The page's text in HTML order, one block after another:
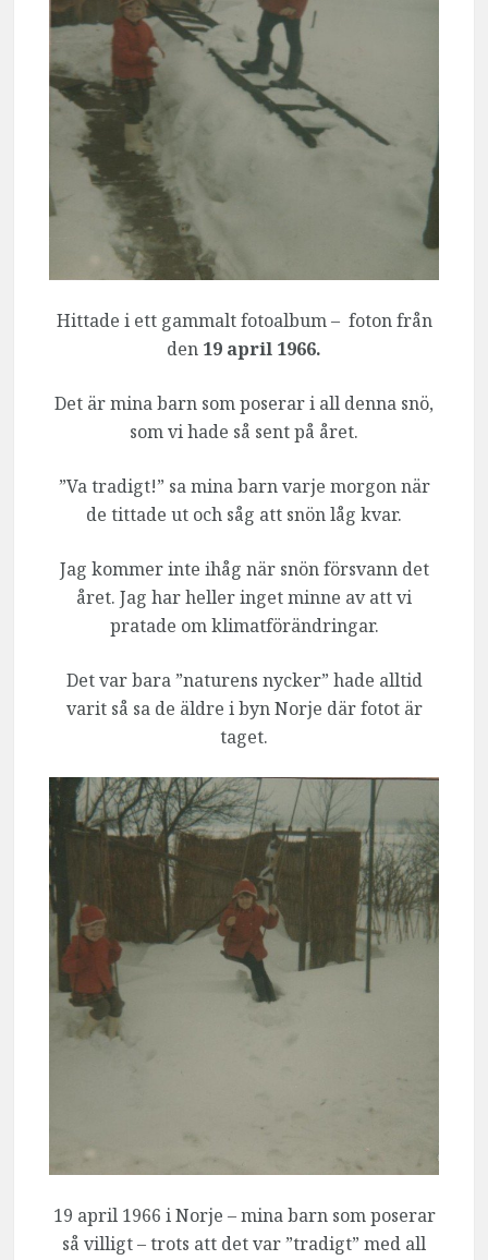
Hittade i ett gammalt fotoalbum – foton från
den 19 april 1966.
Det är mina barn som poserar i all denna snö,
som vi hade så sent på året.
”Va tradigt!” sa mina barn varje morgon när
de tittade ut och såg att snön låg kvar.
Jag kommer inte ihåg när snön försvann det
året. Jag har heller inget minne av att vi
pratade om klimatförändringar.
Det var bara ”naturens nycker” hade alltid
varit så sa de äldre i byn Norje där fotot är
taget.
19 april 1966 i Norje – mina barn som poserar
så villigt – trots att det var ”tradigt” med all